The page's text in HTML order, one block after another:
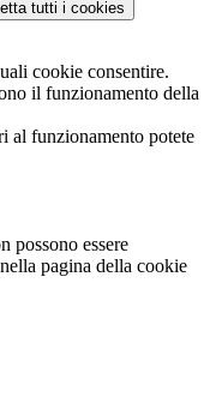
tutti i cookies
cookie consentire.
il funzionamento della
al funzionamento potete
possono essere
pagina della cookie